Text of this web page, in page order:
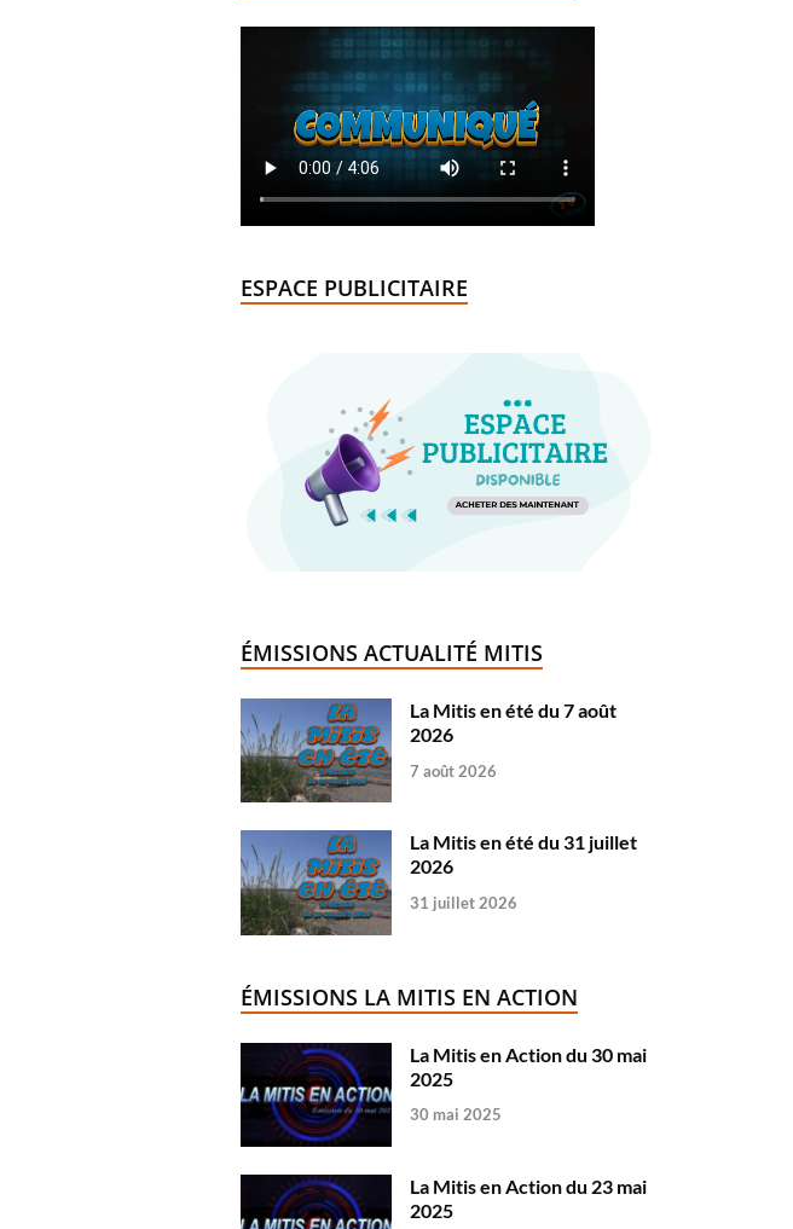
ESPACE PUBLICITAIRE
ÉMISSIONS ACTUALITÉ MITIS
La Mitis en été du 7 août
2026
7 août 2026
La Mitis en été du 31 juillet
2026
31 juillet 2026
ÉMISSIONS LA MITIS EN ACTION
La Mitis en Action du 30 mai
2025
30 mai 2025
La Mitis en Action du 23 mai
2025